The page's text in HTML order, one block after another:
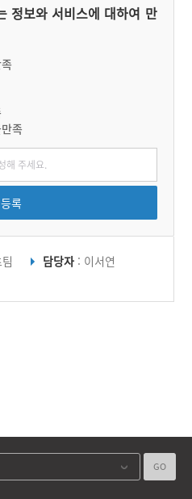
정보와 서비스에 대하여 만
족
등록
담당자 : 이서연
GO